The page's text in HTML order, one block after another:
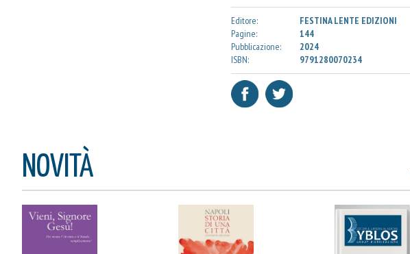
Editore:
FESTINA LENTE EDIZIONI
Pagine:
144
Pubblicazione:
2024
ISBN:
9791280070234
NOVITÀ